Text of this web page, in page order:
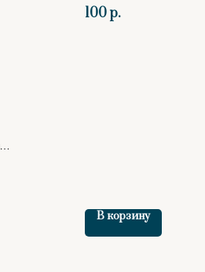
100р.
В корзину